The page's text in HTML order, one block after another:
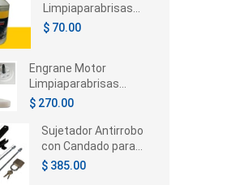
Limpiaparabrisas
Hella 350ml –
$ 70.00
Engrane Motor
Limpiaparabrisas
Chrysler Voyager /
Country 1996-2005
$ 270.00
Sujetador Antirrobo
con Candado para
Batería de Auto |
$ 385.00